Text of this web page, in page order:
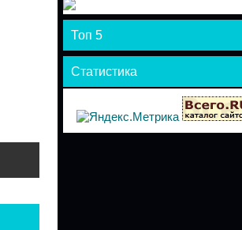
Топ 5
Статистика